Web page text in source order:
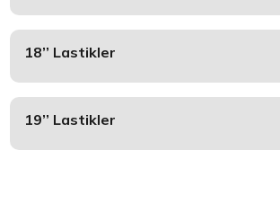
18’’ Lastikler
19’’ Lastikler